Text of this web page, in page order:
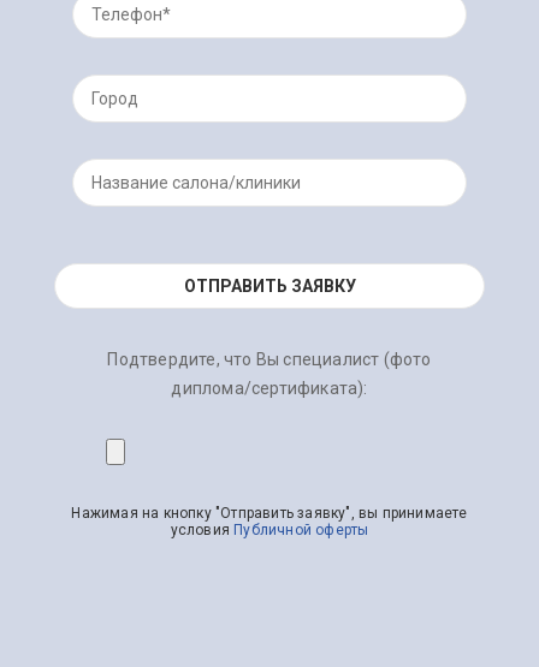
Подтвердите, что Вы специалист (фото
диплома/сертификата):
Нажимая на кнопку "Отправить заявку", вы принимаете
условия Публичной оферты